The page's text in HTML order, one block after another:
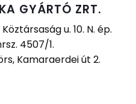
GYÁRTÓ ZRT.
u. 10. N. ép.
4507/1.
Kamaraerdei út 2.